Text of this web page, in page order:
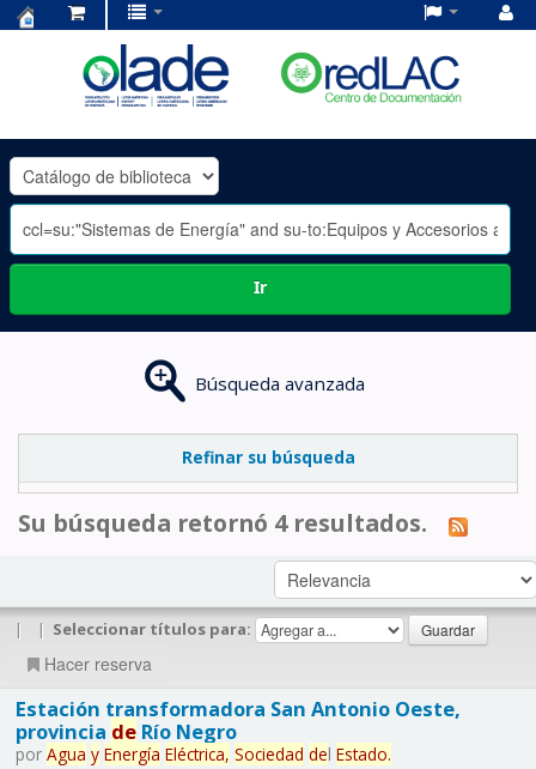
OLADE
-
Ir
Búsqueda avanzada
Refinar su búsqueda
Su búsqueda retornó 4 resultados.
| | Seleccionar títulos para:
Hacer reserva
Estación transformadora San Antonio Oeste,
provincia deRío Negro
por Agua y Energía Eléctrica, Sociedad del Estado.